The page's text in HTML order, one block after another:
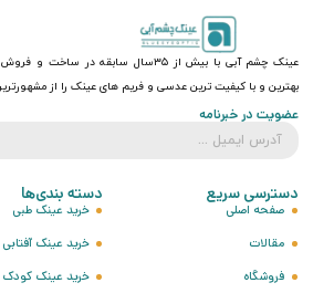
عینک چشم آبی با بیش از ۳۵سال سابقه در
بهترین و با کیفیت ترین عدسی و فریم های عینک را از
عضویت در خبرنامه
دسترسی سریع
صفحه اصلی
مقالات
فروشگاه
دسته بندی‌ها
خرید عینک طبی
خرید عینک آفتابی
خرید عینک کودک